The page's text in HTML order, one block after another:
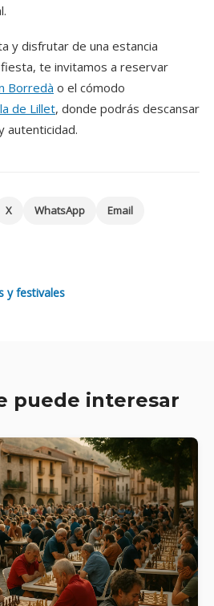
y disfrutar de una estancia
te invitamos a reservar
Borredà o el cómodo
de Lillet, donde podrás descansar
autenticidad.
X WhatsApp
Email
y festivales
puede interesar